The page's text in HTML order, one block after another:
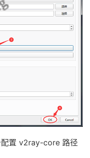
配置 v2ray-core 路径